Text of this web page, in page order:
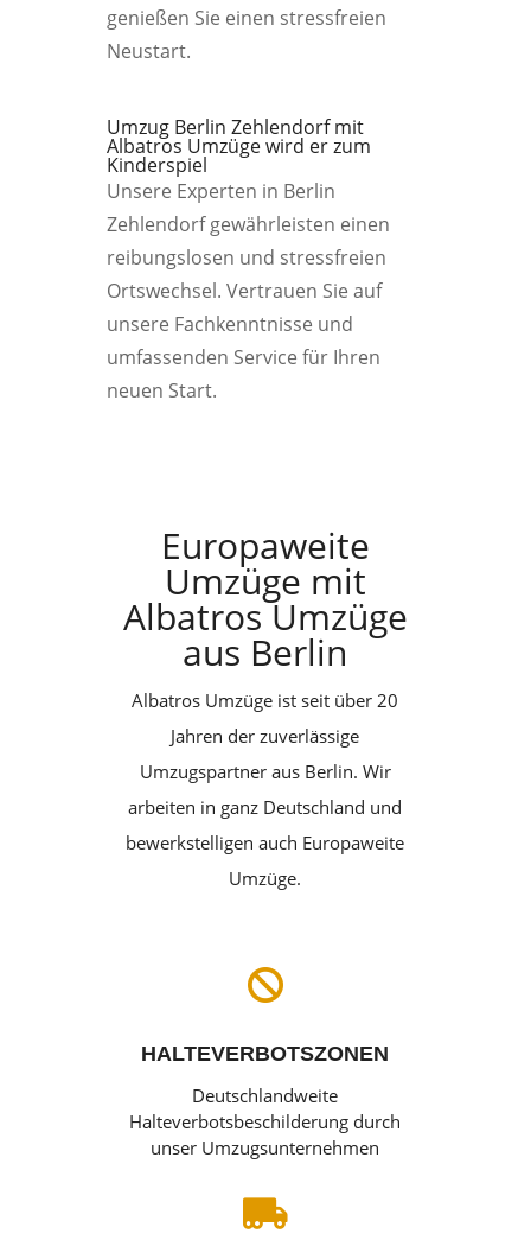
genießen Sie einen stressfreien
Neustart.
Umzug Berlin Zehlendorf mit
Albatros Umzüge wird er zum
Kinderspiel
Unsere Experten in Berlin
Zehlendorf gewährleisten einen
reibungslosen und stressfreien
Ortswechsel. Vertrauen Sie auf
unsere Fachkenntnisse und
umfassenden Service für Ihren
neuen Start.
Europaweite
Umzüge mit
Albatros Umzüge
aus Berlin
Albatros Umzüge ist seit über 20
Jahren der zuverlässige
Umzugspartner aus Berlin. Wir
arbeiten in ganz Deutschland und
bewerkstelligen auch Europaweite
Umzüge.

HALTEVERBOTSZONEN
Deutschlandweite
Halteverbotsbeschilderung durch
unser Umzugsunternehmen
